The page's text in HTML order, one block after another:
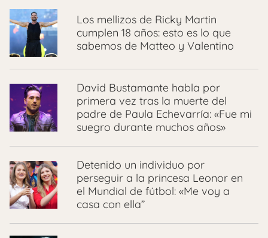
Los mellizos de Ricky Martin
cumplen 18 años: esto es lo que
sabemos de Matteo y Valentino
David Bustamante habla por
primera vez tras la muerte del
padre de Paula Echevarría: «Fue mi
suegro durante muchos años»
Detenido un individuo por
perseguir a la princesa Leonor en
el Mundial de fútbol: «Me voy a
casa con ella”